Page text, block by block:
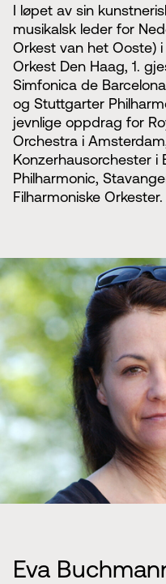
I løpet av sin
musikalsk leder for
Orkest van het Ooste)
Orkest Den Haag, 1.
Simfonica de
og Stuttgarter
jevnlige oppdrag for
Orchestra i
Konzerhausorchester i
Philharmonic,
Filharmoniske Orkester.
Eva